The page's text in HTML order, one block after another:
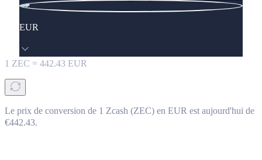
EUR
1 ZEC = 442.43 EUR
Le prix de conversion de 1 Zcash (ZEC) en EUR est aujourd'hui de
€442.43.